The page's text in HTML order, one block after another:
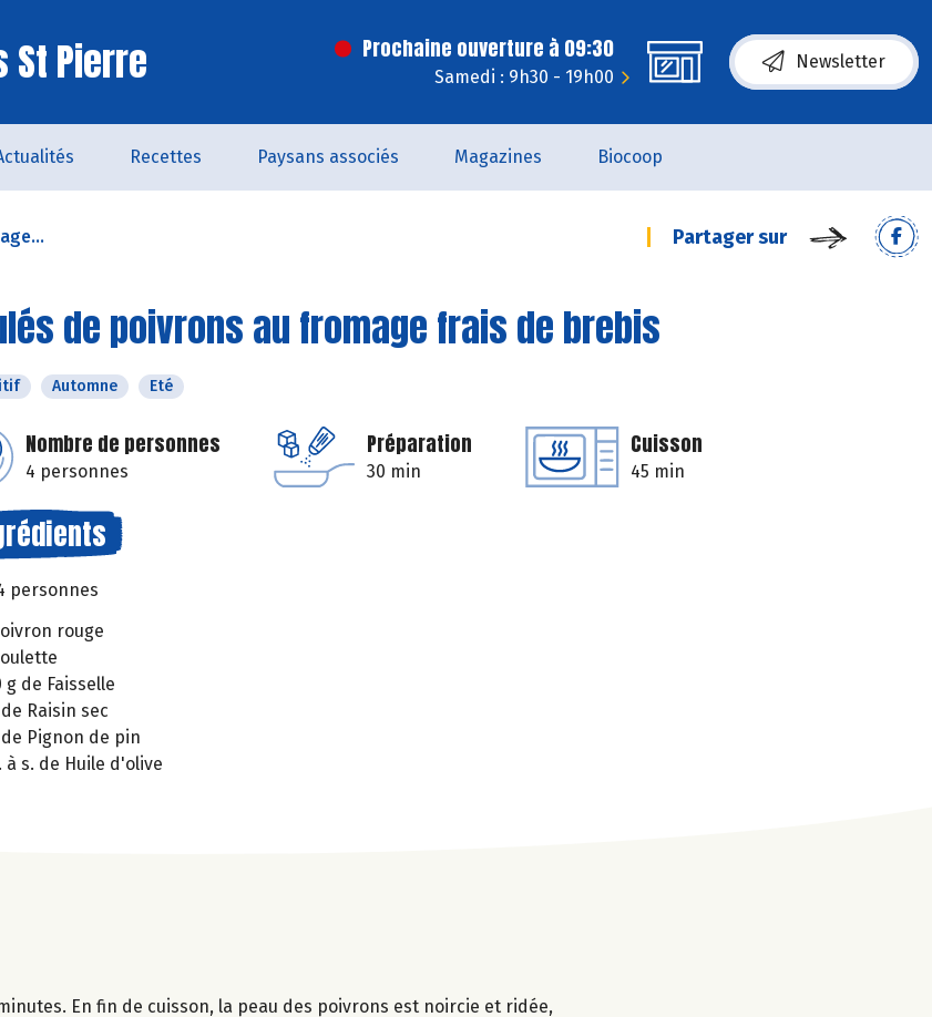
St Pierre Prochaine ouverture à 09:30
Samedi : 9h30 - 19h00
Newsletter
Recettes Paysans associés Magazines Biocoop
Partager sur
de poivrons au fromage frais de brebis
Automne Eté
Nombre de personnes
4 personnes
Préparation
30 min
Cuisson
45 min
personnes
rouge
g de Faisselle
de Raisin sec
de Pignon de pin
à s. de Huile d'olive
En fin de cuisson, la peau des poivrons est noircie et ridée,